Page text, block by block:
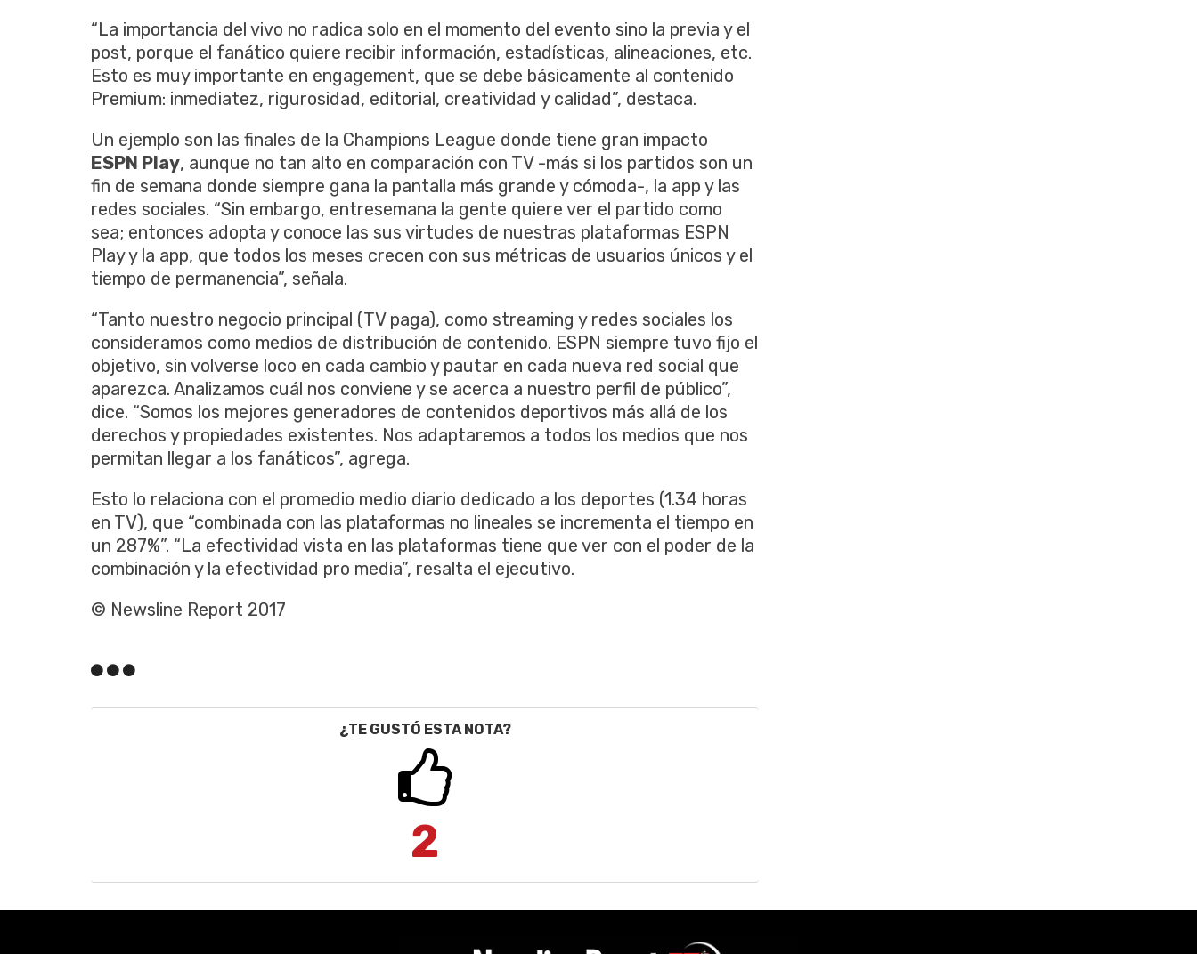
“La importancia del vivo no radica solo en el momento del evento sino la previa y el
post, porque el fanático quiere recibir información, estadísticas, alineaciones, etc.
Esto es muy importante en engagement, que se debe básicamente al contenido
Premium: inmediatez, rigurosidad, editorial, creatividad y calidad”, destaca.
Un ejemplo son las finales de la Champions League donde tiene gran impacto
ESPN Play, aunque no tan alto en comparación con TV -más si los partidos son un
fin de semana donde siempre gana la pantalla más grande y cómoda-, la app y las
redes sociales. “Sin embargo, entresemana la gente quiere ver el partido como
sea; entonces adopta y conoce las sus virtudes de nuestras plataformas ESPN
Play y la app, que todos los meses crecen con sus métricas de usuarios únicos y el
tiempo de permanencia”, señala.
“Tanto nuestro negocio principal (TV paga), como streaming y redes sociales los
consideramos como medios de distribución de contenido. ESPN siempre tuvo fijo el
objetivo, sin volverse loco en cada cambio y pautar en cada nueva red social que
aparezca. Analizamos cuál nos conviene y se acerca a nuestro perfil de público”,
dice. “Somos los mejores generadores de contenidos deportivos más allá de los
derechos y propiedades existentes. Nos adaptaremos a todos los medios que nos
permitan llegar a los fanáticos”, agrega.
Esto lo relaciona con el promedio medio diario dedicado a los deportes (1.34 horas
en TV), que “combinada con las plataformas no lineales se incrementa el tiempo en
un 287%”. “La efectividad vista en las plataformas tiene que ver con el poder de la
combinación y la efectividad pro media”, resalta el ejecutivo.
© Newsline Report 2017
¿TE GUSTÓ ESTA NOTA?
2